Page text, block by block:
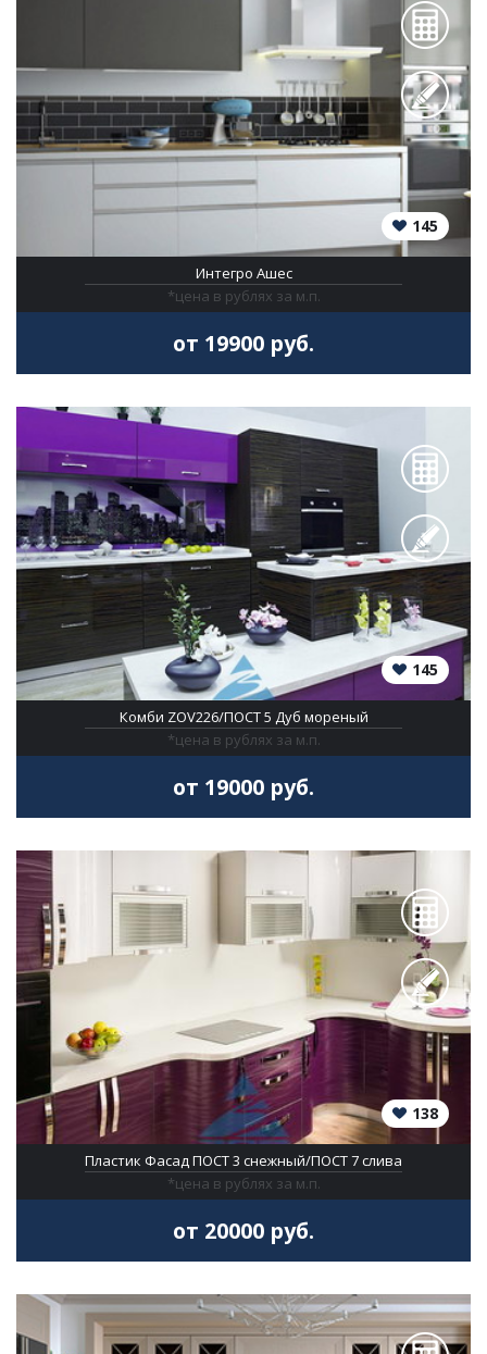
145
Интегро Ашес
*цена в рублях за м.п.
от 19900 руб.
145
Комби ZOV226/ПОСТ 5 Дуб мореный
*цена в рублях за м.п.
от 19000 руб.
138
Пластик Фасад ПОСТ 3 снежный/ПОСТ 7 слива
*цена в рублях за м.п.
от 20000 руб.